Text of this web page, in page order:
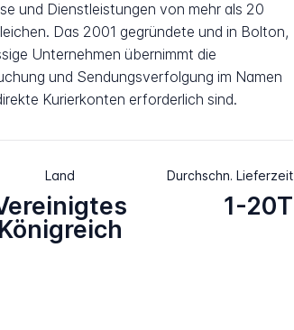
und Dienstleistungen von mehr als 20
Das 2001 gegründete und in Bolton,
Unternehmen übernimmt die
und Sendungsverfolgung im Namen
Kurierkonten erforderlich sind.
Land
Königreich
Durchschn. Lieferzeit
1-20T